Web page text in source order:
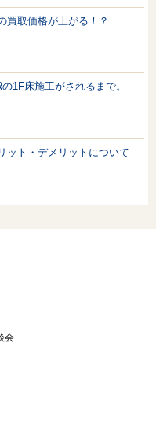
買取価格が上がる！？
1F床施工がされるまで。
ット・デメリットについて
会